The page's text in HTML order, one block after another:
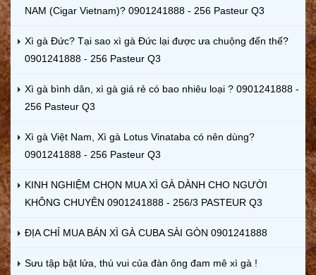
NAM (Cigar Vietnam)? 0901241888 - 256 Pasteur Q3
Xì gà Đức? Tại sao xì gà Đức lại được ưa chuộng đến thế?
0901241888 - 256 Pasteur Q3
Xì gà bình dân, xì gà giá rẻ có bao nhiêu loại ? 0901241888 -
256 Pasteur Q3
Xì gà Việt Nam, Xì gà Lotus Vinataba có nên dùng?
0901241888 - 256 Pasteur Q3
KINH NGHIỆM CHỌN MUA XÌ GÀ DÀNH CHO NGƯỜI
KHÔNG CHUYÊN 0901241888 - 256/3 PASTEUR Q3
ĐỊA CHỈ MUA BÁN XÌ GÀ CUBA SÀI GÒN 0901241888
Sưu tập bật lửa, thú vui của đàn ông đam mê xì gà !